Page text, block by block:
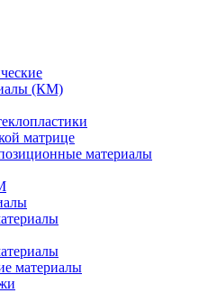
(КМ)
матрице
материалы
материалы